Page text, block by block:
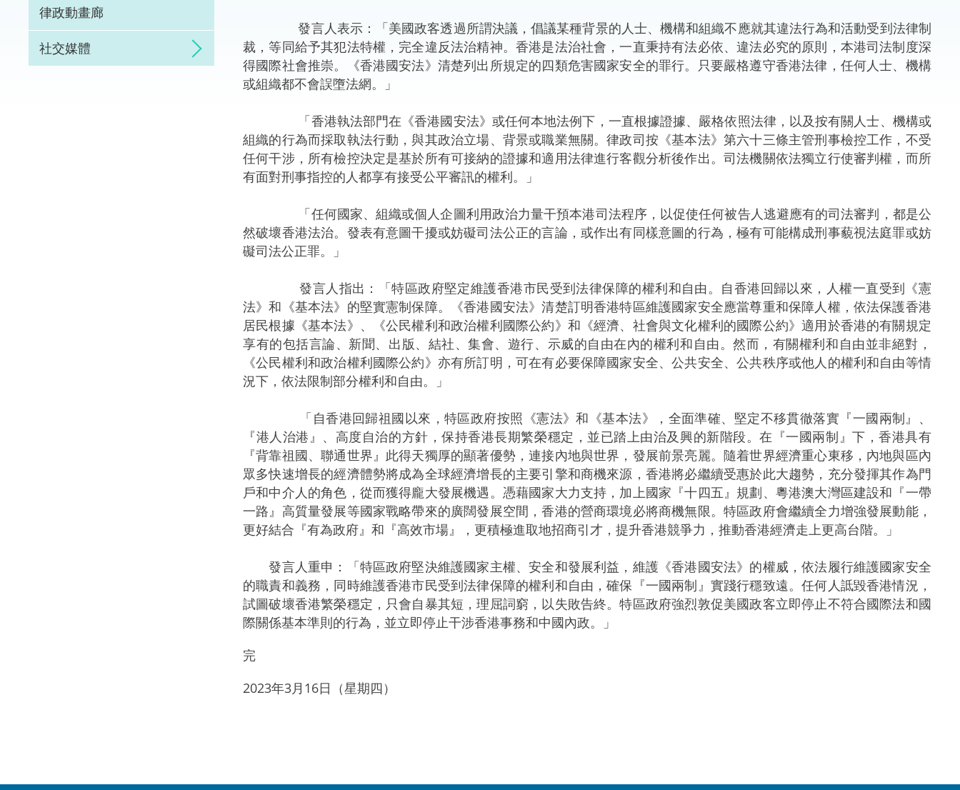
律政動畫廊
社交媒體
發言人表示：「美國政客透過所謂決議，倡議某種背景的人士、機構和組織不應就其違法行為和活動受到法律制
裁，等同給予其犯法特權，完全違反法治精神。香港是法治社會，一直秉持有法必依、違法必究的原則，本港司法制度深
得國際社會推崇。《香港國安法》清楚列出所規定的四類危害國家安全的罪行。只要嚴格遵守香港法律，任何人士、機構
或組織都不會誤墮法網。」
「香港執法部門在《香港國安法》或任何本地法例下，一直根據證據、嚴格依照法律，以及按有關人士、機構或
組織的行為而採取執法行動，與其政治立場、背景或職業無關。律政司按《基本法》第六十三條主管刑事檢控工作，不受
任何干涉，所有檢控決定是基於所有可接納的證據和適用法律進行客觀分析後作出。司法機關依法獨立行使審判權，而所
有面對刑事指控的人都享有接受公平審訊的權利。」
「任何國家、組織或個人企圖利用政治力量干預本港司法程序，以促使任何被告人逃避應有的司法審判，都是公
然破壞香港法治。發表有意圖干擾或妨礙司法公正的言論，或作出有同樣意圖的行為，極有可能構成刑事藐視法庭罪或妨
礙司法公正罪。」
發言人指出：「特區政府堅定維護香港市民受到法律保障的權利和自由。自香港回歸以來，人權一直受到《憲
法》和《基本法》的堅實憲制保障。《香港國安法》清楚訂明香港特區維護國家安全應當尊重和保障人權，依法保護香港
居民根據《基本法》、《公民權利和政治權利國際公約》和《經濟、社會與文化權利的國際公約》適用於香港的有關規定
享有的包括言論、新聞、出版、結社、集會、遊行、示威的自由在內的權利和自由。然而，有關權利和自由並非絕對，
《公民權利和政治權利國際公約》亦有所訂明，可在有必要保障國家安全、公共安全、公共秩序或他人的權利和自由等情
況下，依法限制部分權利和自由。」
「自香港回歸祖國以來，特區政府按照《憲法》和《基本法》，全面準確、堅定不移貫徹落實『一國兩制』、
『港人治港』、高度自治的方針，保持香港長期繁榮穩定，並已踏上由治及興的新階段。在『一國兩制』下，香港具有
『背靠祖國、聯通世界』此得天獨厚的顯著優勢，連接內地與世界，發展前景亮麗。隨着世界經濟重心東移，內地與區內
眾多快速增長的經濟體勢將成為全球經濟增長的主要引擎和商機來源，香港將必繼續受惠於此大趨勢，充分發揮其作為門
戶和中介人的角色，從而獲得龐大發展機遇。憑藉國家大力支持，加上國家『十四五』規劃、粵港澳大灣區建設和『一帶
一路』高質量發展等國家戰略帶來的廣闊發展空間，香港的營商環境必將商機無限。特區政府會繼續全力增強發展動能，
更好結合『有為政府』和『高效市場』，更積極進取地招商引才，提升香港競爭力，推動香港經濟走上更高台階。」
發言人重申：「特區政府堅決維護國家主權、安全和發展利益，維護《香港國安法》的權威，依法履行維護國家安全
的職責和義務，同時維護香港市民受到法律保障的權利和自由，確保『一國兩制』實踐行穩致遠。任何人詆毀香港情況，
試圖破壞香港繁榮穩定，只會自暴其短，理屈詞窮，以失敗告終。特區政府強烈敦促美國政客立即停止不符合國際法和國
際關係基本準則的行為，並立即停止干涉香港事務和中國內政。」
完
2023年3月16日（星期四）